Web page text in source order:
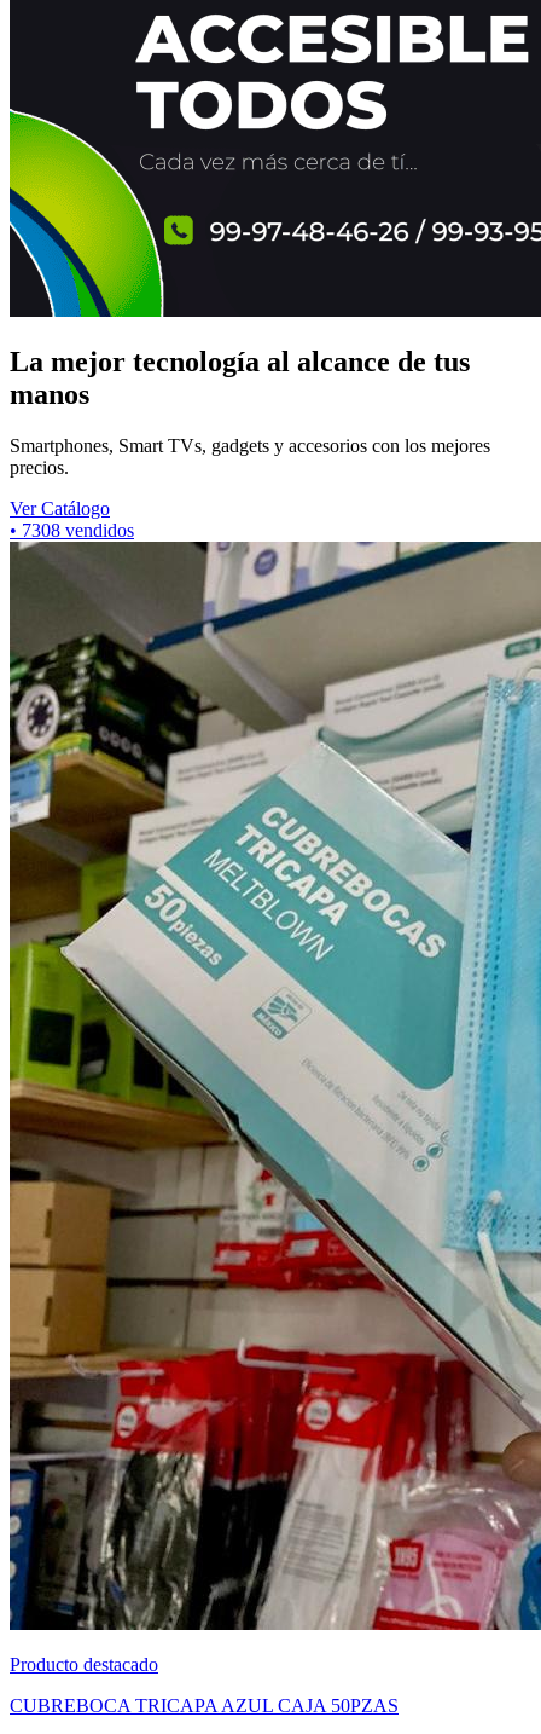
La mejor tecnología al alcance de tus
manos
Smartphones, Smart TVs, gadgets y accesorios con los mejores
precios.
Ver Catálogo
• 5802 vendidos
Producto destacado
PILA 1HORA PAQUETE 4 PZAS AAA GAR135